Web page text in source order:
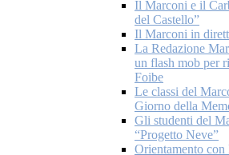
Il Marconi e il
del Castello”
Il Marconi in
La Redazione
un flash mob per
Foibe
Le classi del
Giorno della
Gli studenti del
“Progetto Neve”
Orientamento